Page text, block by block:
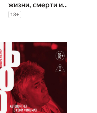
жизни, смерти и
нейрохирургии
18+